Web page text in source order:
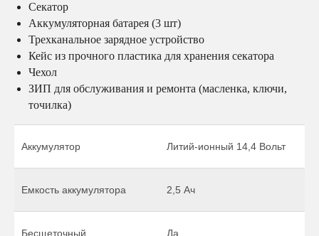
Секатор
Аккумуляторная батарея (3 шт)
Трехканальное зарядное устройство
Кейс из прочного пластика для хранения секатора
Чехол
ЗИП для обслуживания и ремонта (масленка, ключи,
точилка)
Аккумулятор Литий-ионный 14,4 Вольт
Емкость аккумулятора 2,5 Ач
Бесщеточный
Да